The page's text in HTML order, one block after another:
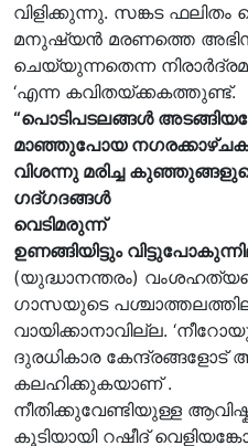
വിളിക്കുന്നു. സങ്കട
മനുഷ്യൻ മരണത്തെ
ചെയ്യുന്നതെന്ന
‘എന്ന കവിതയ്ക്കകത്തുണ്ട്.
“പൊടിപടലങ്ങൾ
മാഞ്ഞുപോയ
വിശന്നു മരിച്ച
ഗദ്ഗദങ്ങൾ
വെടിമരുന്ന്
ഉണങ്ങിയിട്ടും
(യുദ്ധാനന്തരം)
ഗാസയുടെ
വായിക്കാനാവില്ല.
ദുരധികാര കേന്ദ്രങ്ങളോട്
കലഹിക്കുകയാണ് .
നീതിക്കുവേണ്ടിയുള്ള
കൂടിയായി റഷീദ്